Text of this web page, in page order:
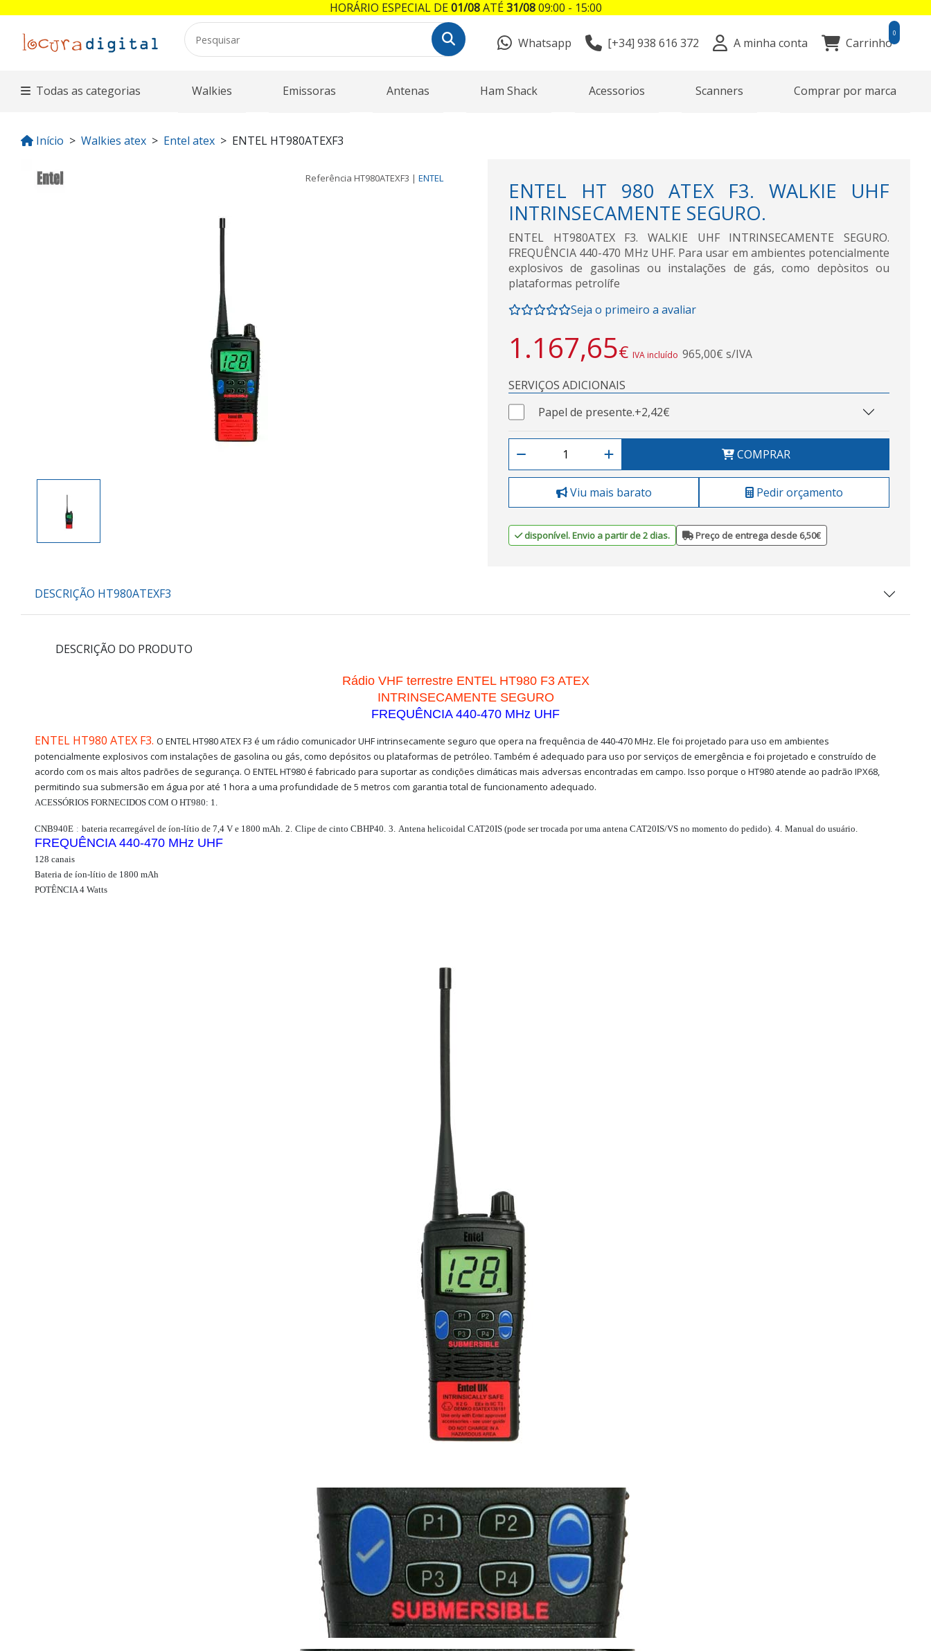
Whatsapp [+34] 938 616 372 A minha conta Carrinho
0
Todas as categorias Walkies Emissoras Antenas Ham Shack Acessorios Scanners Comprar por marca
Início Walkies atex Entel atex ENTEL HT980ATEXF3
Referência HT980ATEXF3 | ENTEL
ENTEL HT 980 ATEX F3. WALKIE UHF
INTRINSECAMENTE SEGURO.
ENTEL HT980ATEX F3. WALKIE UHF INTRINSECAMENTE SEGURO.
FREQUÊNCIA 440-470 MHz UHF. Para usar em ambientes potencialmente
explosivos de gasolinas ou instalações de gás, como depòsitos ou
plataformas petrolífe
Seja o primeiro a avaliar
1.167,65€ IVA incluído 965,00€ s/IVA
SERVIÇOS ADICIONAIS
Papel de presente.+2,42€
COMPRAR
Viu mais barato Pedir orçamento
disponível. Envio a partir de 2 dias. Preço de entrega desde 6,50€
DESCRIÇÃO HT980ATEXF3
DESCRIÇÃO DO PRODUTO
Rádio VHF terrestre ENTEL HT980 F3 ATEX
INTRINSECAMENTE SEGURO
FREQUÊNCIA 440-470 MHz UHF
ENTEL HT980 ATEX F3. O ENTEL HT980 ATEX F3 é um rádio comunicador UHF intrinsecamente seguro que opera na frequência de 440-470 MHz. Ele foi projetado para uso em ambientes
potencialmente explosivos com instalações de gasolina ou gás, como depósitos ou plataformas de petróleo. Também é adequado para uso por serviços de emergência e foi projetado e construído de
acordo com os mais altos padrões de segurança. O ENTEL HT980 é fabricado para suportar as condições climáticas mais adversas encontradas em campo. Isso porque o HT980 atende ao padrão IPX68,
permitindo sua submersão em água por até 1 hora a uma profundidade de 5 metros com garantia total de funcionamento adequado.
ACESSÓRIOS FORNECIDOS COM O HT980: 1.
CNB940E : bateria recarregável de íon-lítio de 7,4 V e 1800 mAh. 2. Clipe de cinto CBHP40. 3. Antena helicoidal CAT20IS (pode ser trocada por uma antena CAT20IS/VS no momento do pedido). 4. Manual do usuário.
FREQUÊNCIA 440-470 MHz UHF
128 canais
Bateria de íon-lítio de 1800 mAh
POTÊNCIA 4 Watts
HORÁRIO ESPECIAL DE01/08ATÉ31/0809:00 - 15:00